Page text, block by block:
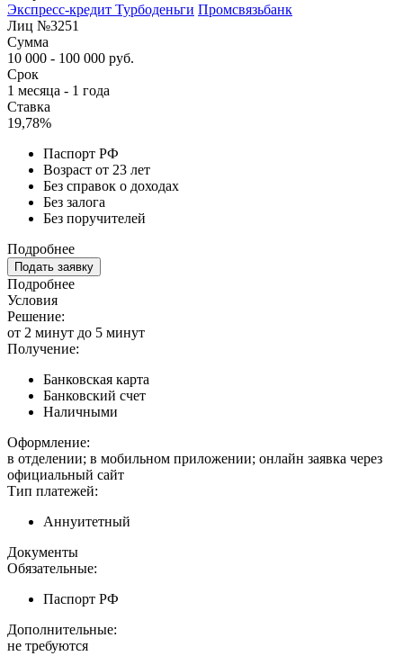
Экспресс-кредит Турбоденьги Промсвязьбанк
Лиц №3251
Сумма
10 000 - 100 000 руб.
Срок
1 месяца - 1 года
Ставка
19,78%
Паспорт РФ
Возраст от 23 лет
Без справок о доходах
Без залога
Без поручителей
Подробнее
Подать заявку
Подробнее
Условия
Решение:
от 2 минут до 5 минут
Получение:
Банковская карта
Банковский счет
Наличными
Оформление:
в отделении; в мобильном приложении; онлайн заявка через
официальный сайт
Тип платежей:
Аннуитетный
Документы
Обязательные:
Паспорт РФ
Дополнительные:
не требуются